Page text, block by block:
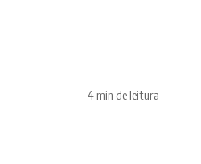
4 min de leitura